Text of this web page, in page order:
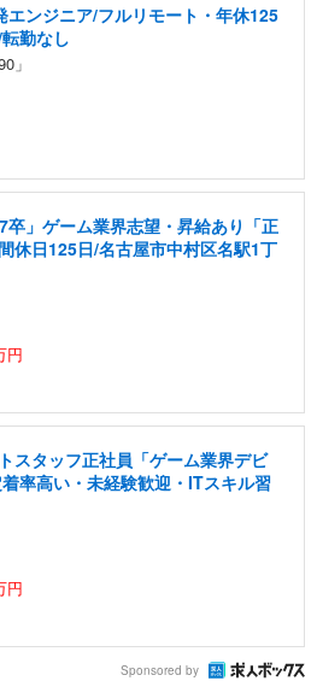
ンジニア/フルリモート・年休125
勤なし
」
」ゲーム業界志望・昇給あり「正
休日125日/名古屋市中村区名駅1丁
円
スタッフ正社員「ゲーム業界デビ
率高い・未経験歓迎・ITスキル習
円
Sponsored by